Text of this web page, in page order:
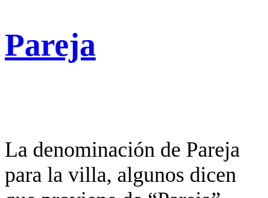
Pareja
La denominación de Pareja
para la villa, algunos dicen